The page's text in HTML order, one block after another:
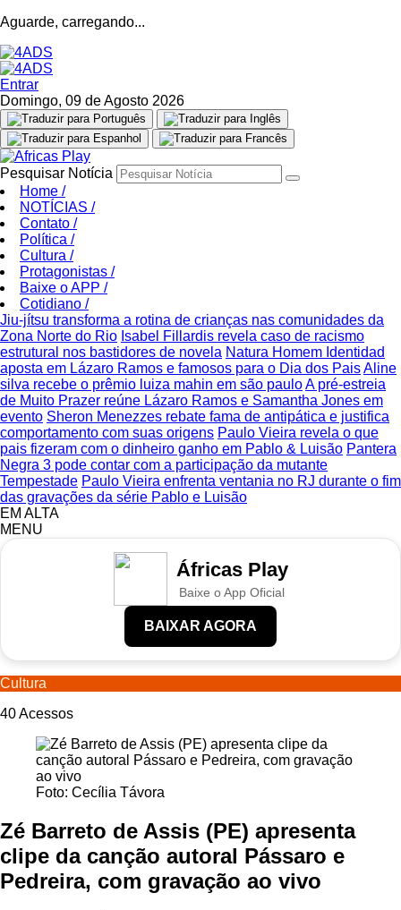
Aguarde, carregando...
Entrar
Domingo, 09 de Agosto 2026
Pesquisar Notícia
Home /
NOTÍCIAS /
Contato /
Política /
Cultura /
Protagonistas /
Baixe o APP /
Cotidiano /
Jiu-jítsu transforma a rotina de crianças nas comunidades da
Zona Norte do Rio Isabel Fillardis revela caso de racismo
estrutural nos bastidores de novela Natura Homem Identidad
aposta em Lázaro Ramos e famosos para o Dia dos PaisAline
silva recebe o prêmio luiza mahin em são pauloA pré-estreia
de Muito Prazer reúne Lázaro Ramos e Samantha Jones em
evento Sheron Menezzes rebate fama de antipática e justifica
comportamento com suas origens Paulo Vieira revela o que
pais fizeram com o dinheiro ganho em Pablo & Luisão Pantera
Negra 3 pode contar com a participação da mutante
Tempestade Paulo Vieira enfrenta ventania no RJ durante o fim
das gravações da série Pablo e Luisão
EM ALTA
MENU
Áfricas Play
Baixe o App Oficial
BAIXAR AGORA
Cultura
40Acessos
Foto: Cecília Távora
Zé Barreto de Assis (PE) apresenta
clipe da canção autoral Pássaro e
Pedreira, com gravação ao vivo